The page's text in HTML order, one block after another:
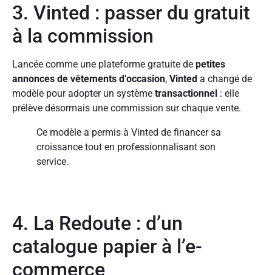
3. Vinted : passer du gratuit
à la commission
Lancée comme une plateforme gratuite de petites
annonces de vêtements d’occasion, Vinted a changé de
modèle pour adopter un système transactionnel : elle
prélève désormais une commission sur chaque vente.
Ce modèle a permis à Vinted de financer sa
croissance tout en professionnalisant son
service.
4. La Redoute : d’un
catalogue papier à l’e-
commerce